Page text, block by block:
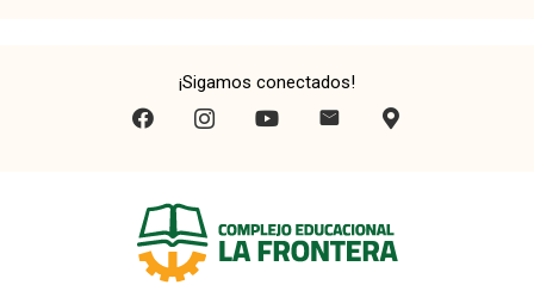
¡Sigamos conectados!